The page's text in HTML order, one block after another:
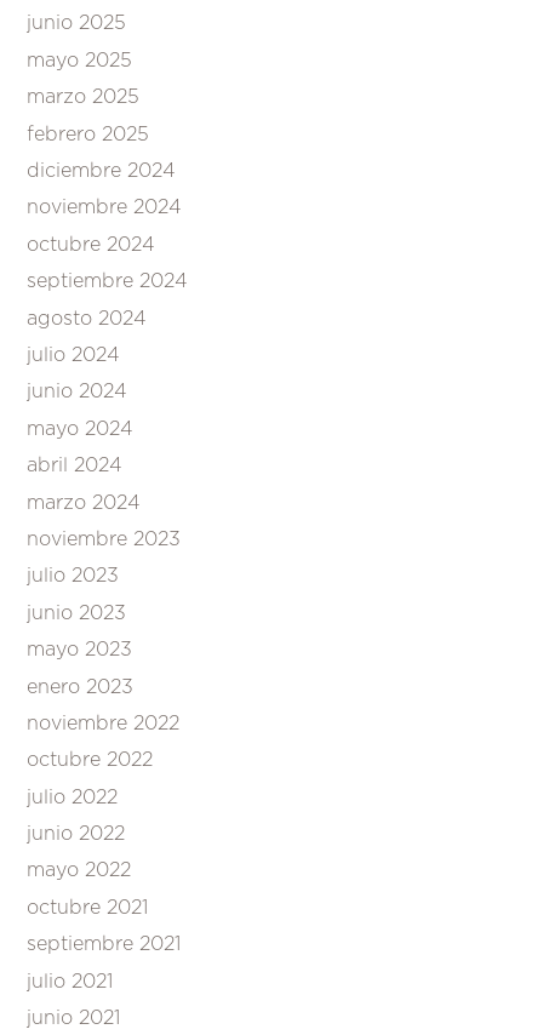
junio 2025
mayo 2025
marzo 2025
febrero 2025
diciembre 2024
noviembre 2024
octubre 2024
septiembre 2024
agosto 2024
julio 2024
junio 2024
mayo 2024
abril 2024
marzo 2024
noviembre 2023
julio 2023
junio 2023
mayo 2023
enero 2023
noviembre 2022
octubre 2022
julio 2022
junio 2022
mayo 2022
octubre 2021
septiembre 2021
julio 2021
junio 2021